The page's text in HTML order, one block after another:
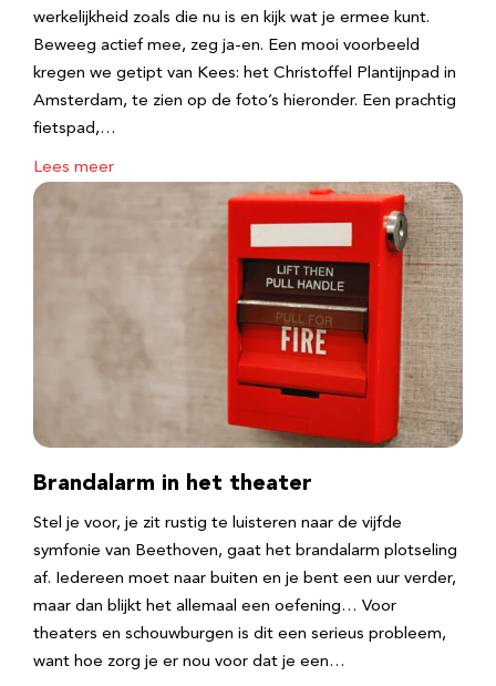
werkelijkheid zoals die nu is en kijk wat je ermee kunt.
Beweeg actief mee, zeg ja-en. Een mooi voorbeeld
kregen we getipt van Kees: het Christoffel Plantijnpad in
Amsterdam, te zien op de foto’s hieronder. Een prachtig
fietspad,…
Lees meer
Brandalarm in het theater
Stel je voor, je zit rustig te luisteren naar de vijfde
symfonie van Beethoven, gaat het brandalarm plotseling
af. Iedereen moet naar buiten en je bent een uur verder,
maar dan blijkt het allemaal een oefening… Voor
theaters en schouwburgen is dit een serieus probleem,
want hoe zorg je er nou voor dat je een…